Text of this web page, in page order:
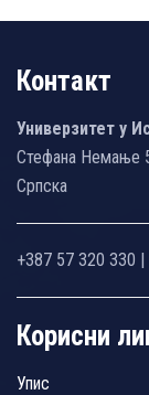
Контакт
Универзитет у
Стефана Немање
Српска
+387 57 320 330 |
Корисни
Упис